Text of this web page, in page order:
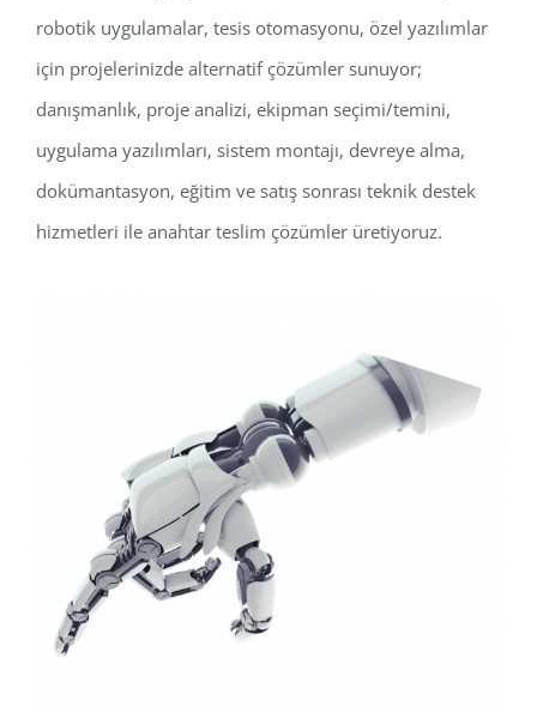
robotik uygulamalar, tesis otomasyonu, özel yazılımlar
için projelerinizde alternatif çözümler sunuyor;
danışmanlık, proje analizi, ekipman seçimi/temini,
uygulama yazılımları, sistem montajı, devreye alma,
dokümantasyon, eğitim ve satış sonrası teknik destek
hizmetleri ile anahtar teslim çözümler üretiyoruz.